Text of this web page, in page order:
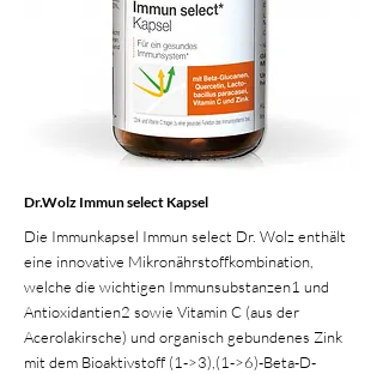
Dr.Wolz Immun select Kapsel
Die Immunkapsel Immun select Dr. Wolz enthält
eine innovative Mikronährstoffkombination,
welche die wichtigen Immunsubstanzen1 und
Antioxidantien2 sowie Vitamin C (aus der
Acerolakirsche) und organisch gebundenes Zink
mit dem Bioaktivstoff (1->3),(1->6)-Beta-D-